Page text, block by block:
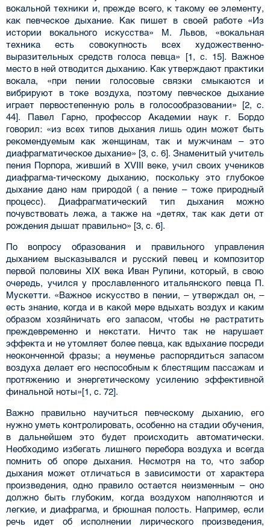
вокальной техники и, прежде всего, к такому ее элементу,
как певческое дыхание. Как пишет в своей работе «Из
истории вокального искус­ства» М. Львов, «вокальная
техника есть совокупность всех художественно-
выразительных средств голоса певца» [1, с. 15]. Важное
место в ней отводится дыханию. Как утверждают прак­тики
вокала, «при пении голосовые связки смыкаются и
вибрируют в токе воздуха, поэтому певческое дыхание
играет первостепенную роль в голосообразовании» [2, с.
44]. Павел Гарно, профессор Академии наук г. Бордо
говорил: «из всех типов дыхания лишь один может быть
рекомендуемым как женщинам, так и мужчинам – это
диафрагматическое дыхание» [3, с. 6]. Знаменитый учитель
пения Порпора, живший в XVIII веке, учил своих учеников
диафрагма-тическому дыханию, поскольку это глубокое
дыхание дано нам природой ( а пение – тоже при­родный
процесс). Диафрагматический тип дыхания можно
почувствовать лежа, а также на «детях, так как дети от
рождения дышат правильно» [3, с. 6].
По вопросу образования и правильного управления
дыханием высказывался и русский певец и композитор
первой половины XIX века Иван Рупини, который, в свою
очередь, учился у прославленного итальянского певца П.
Мускетти. «Важное искусство в пении, – утверждал он, –
есть знание, когда и в какой мере вдыхать воздух и каким
образом хозяйничать его запа­сом, чтобы не растратить
преждевременно и некстати. Ничто так не нарушает
эффекта и не утомляет более певца, как вдыхание посреди
неоконченной фразы; а неуменье распорядиться запасом
воздуха делает его неспособным к блестящим пассажам и
протяжению и энергетиче­скому усилению эффективной
финальной ноты»[1, с. 72].
Важно правильно научиться певческому дыханию, его
нужно уметь контролировать, осо­бенно на стадии обучения,
в дальнейшем это будет происходить автоматически.
Необходи­мо избегать лишнего перебора воздуха и всегда
помнить об опоре дыхания. Несмотря на то, что забор
дыхания может отличаться в зависимости от характера
произведения, одно прави­ло остается неизменным – оно
должно быть глубоким, когда воздухом наполняются и
легкие, и диафрагма, и брюшная полость. Например, если
речь идет об исполнении лирического про­изведения,